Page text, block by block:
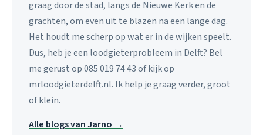
graag door de stad, langs de Nieuwe Kerk en de
grachten, om even uit te blazen na een lange dag.
Het houdt me scherp op wat er in de wijken speelt.
Dus, heb je een loodgieterprobleem in Delft? Bel
me gerust op 085 019 74 43 of kijk op
mrloodgieterdelft.nl. Ik help je graag verder, groot
of klein.
Alle blogs van Jarno →